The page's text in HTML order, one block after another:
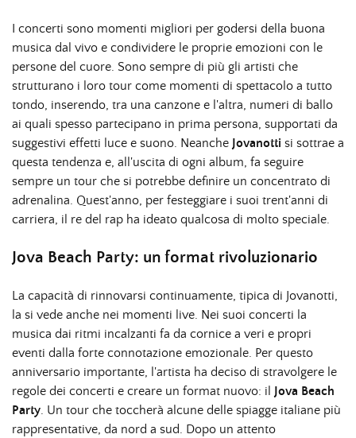
I concerti sono momenti migliori per godersi della buona
musica dal vivo e condividere le proprie emozioni con le
persone del cuore. Sono sempre di più gli artisti che
strutturano i loro tour come momenti di spettacolo a tutto
tondo, inserendo, tra una canzone e l'altra, numeri di ballo
ai quali spesso partecipano in prima persona, supportati da
suggestivi effetti luce e suono. Neanche Jovanotti si sottrae a
questa tendenza e, all'uscita di ogni album, fa seguire
sempre un tour che si potrebbe definire un concentrato di
adrenalina. Quest'anno, per festeggiare i suoi trent'anni di
carriera, il re del rap ha ideato qualcosa di molto speciale.
Jova Beach Party: un format rivoluzionario
La capacità di rinnovarsi continuamente, tipica di Jovanotti,
la si vede anche nei momenti live. Nei suoi concerti la
musica dai ritmi incalzanti fa da cornice a veri e propri
eventi dalla forte connotazione emozionale. Per questo
anniversario importante, l'artista ha deciso di stravolgere le
regole dei concerti e creare un format nuovo: il Jova Beach
Party. Un tour che toccherà alcune delle spiagge italiane più
rappresentative, da nord a sud. Dopo un attento